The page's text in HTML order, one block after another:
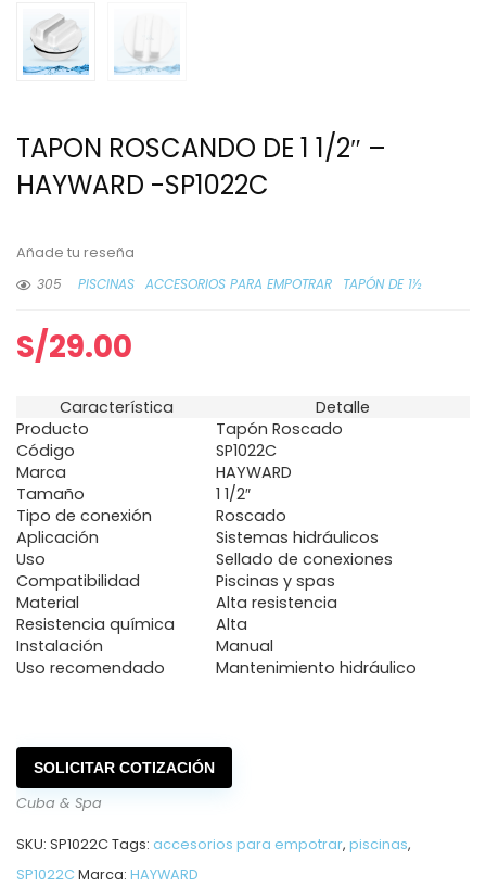
TAPON ROSCANDO DE 1 1/2″ –
HAYWARD -SP1022C
Añade tu reseña
305
PISCINAS ACCESORIOS PARA EMPOTRAR TAPÓN DE 1½
S/29.00
Característica
Detalle
Producto
Tapón Roscado
Código
SP1022C
Marca
HAYWARD
Tamaño
1 1/2″
Tipo de conexión
Roscado
Aplicación
Sistemas hidráulicos
Uso
Sellado de conexiones
Compatibilidad
Piscinas y spas
Material
Alta resistencia
Resistencia química
Alta
Instalación
Manual
Uso recomendado
Mantenimiento hidráulico
SOLICITAR COTIZACIÓN
Cuba & Spa
SKU: SP1022CTags: accesorios para empotrar, piscinas,
SP1022C Marca: HAYWARD